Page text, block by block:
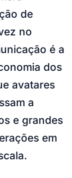
de
no
é a
dos
avatares
a
e grandes
em